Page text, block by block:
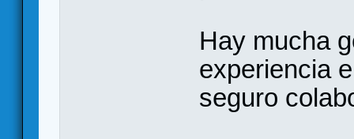
Hay mucha
experiencia
seguro